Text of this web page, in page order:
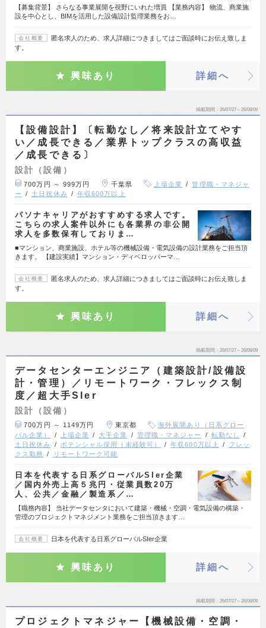
【募集背景】 さらなる事業展開を視野にいれた増員 【業務内容】 物流、商業施
設を中心とし、BIMを活用した設備設計監理業務をお…
会社概要
匿名求人のため、求人詳細につきましてはご面談時にお伝え致しま
す。
興味あり 詳細へ
掲載期間 26/07/27～26/08/09
【設備設計】〔転勤なし／将来設計立てやす
い／成長できる／業界トップクラスの高収益
／成長できる〕
設計（設備）
700万円 ～ 999万円 千葉県 上場企業
管理職・マネジャ
ー
土日祝休み 年収600万以上
パソナキャリアがおすすめする求人です。
こちらの求人案件以外にも各業界の非公開
求人を多数保有しておりま…
■マンション、商業施設、ホテル等の機械設備・電気設備の設計業務をご担当頂
きます。 【建設実績】マンション・ディベロッパーマ…
会社概要
匿名求人のため、求人詳細につきましてはご面談時にお伝え致しま
す。
興味あり 詳細へ
掲載期間 26/07/27～26/08/09
データセンターエンジニア（建築設計/設備設
計・管理）／リモートワーク・フレックス制
度／超大手SIer
設計（設備）
700万円 ～ 1149万円 東京都
海外展開あり（日系グロー
バル企業）
上場企業 大手企業 管理職・マネジャー
転勤なし
土日祝休み
ポテンシャル採用（未経験可） 年収600万以上
フレッ
クス勤務
リモートワーク可能
日本を代表する日系グローバルSIer企業
／国内外売上高５兆円・従業員数20万
人、公共／金融／製造系／…
【職務内容】 当社データセンタにおいて建築・機械・空調・電気設備の構築・
管理のプロジェクトマネジメント業務をご担当頂きます…
会社概要 日本を代表する日系グローバルSIer企業
興味あり 詳細へ
掲載期間 26/07/27～26/08/09
プロジェクトマネジャー【機械設備・空調・